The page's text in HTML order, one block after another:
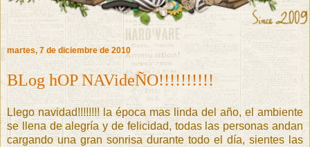
martes, 7 de diciembre de 2010
BLog hOP NAVideÑO!!!!!!!!!!
Llego navidad!!!!!!!! la época mas linda del año, el ambiente
se llena de alegría y de felicidad, todas las personas andan
cargando una gran sonrisa durante todo el día, sientes las